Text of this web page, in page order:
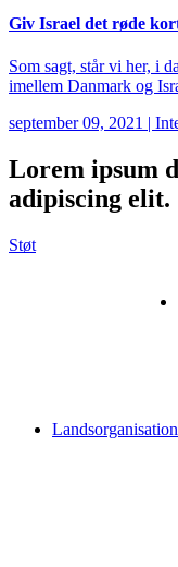
Giv Israel det røde
Som sagt, står vi her, i
imellem Danmark og
september 09, 2021 |
Lorem ipsum
adipiscing elit.
Støt
Landsorganisation